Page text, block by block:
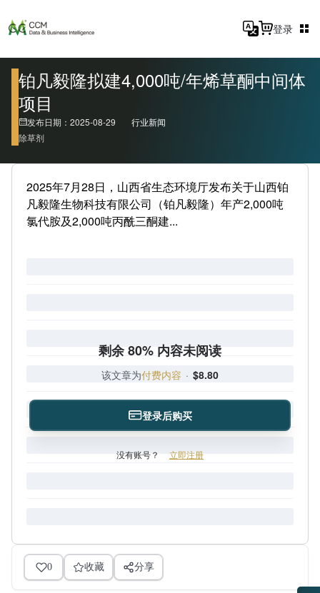
登录
铂凡毅隆拟建4,000吨/年烯草酮中间体
项目
发布日期：2025-08-29
行业新闻
除草剂
2025年7月28日，山西省生态环境厅发布关于山西铂
凡毅隆生物科技有限公司（铂凡毅隆）年产2,000吨
氯代胺及2,000吨丙酰三酮建...
剩余 80% 内容未阅读
该文章为付费内容 · $8.80
登录后购买
没有账号？ 立即注册
0 收藏 分享